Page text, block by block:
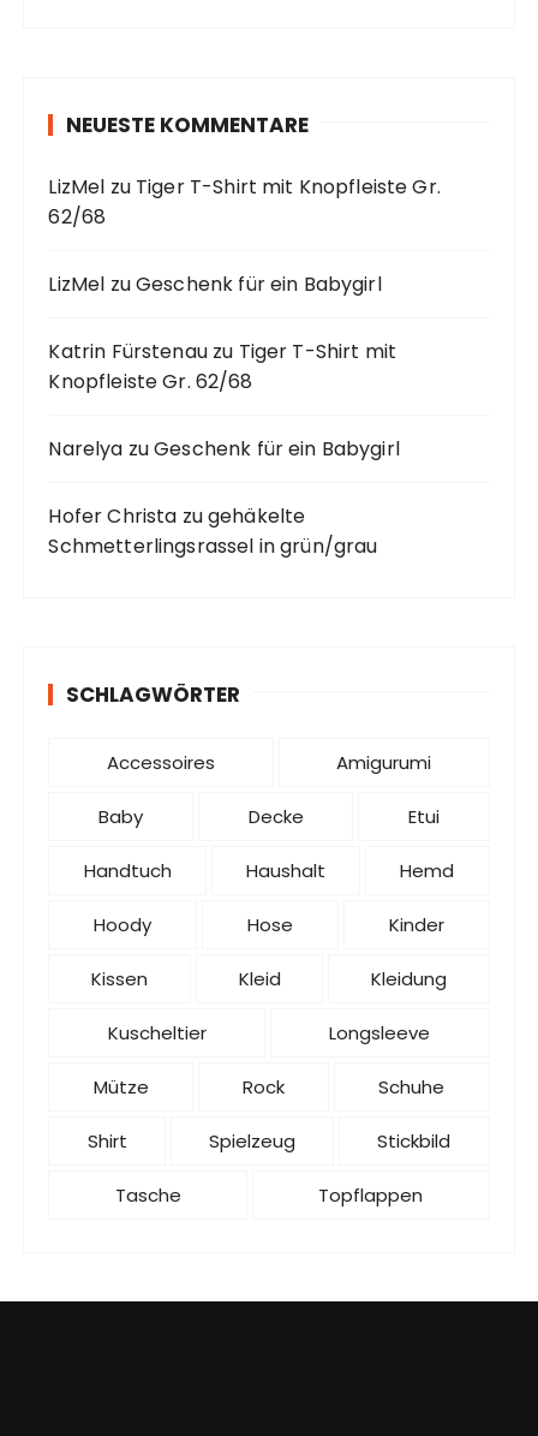
NEUESTE KOMMENTARE
LizMel zu Tiger T-Shirt mit Knopfleiste Gr.
62/68
LizMel zuGeschenk für ein Babygirl
Katrin Fürstenauzu Tiger T-Shirt mit
Knopfleiste Gr. 62/68
Narelya zuGeschenk für ein Babygirl
Hofer Christa zugehäkelte
Schmetterlingsrassel in grün/grau
SCHLAGWÖRTER
Accessoires Amigurumi
Baby Decke Etui
Handtuch Haushalt Hemd
Hoody Hose Kinder
Kissen Kleid Kleidung
Kuscheltier Longsleeve
Mütze Rock Schuhe
Shirt Spielzeug Stickbild
Tasche Topflappen